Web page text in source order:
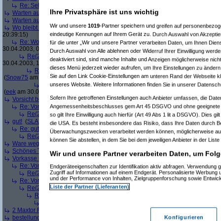
Re: Sehr gut.
Warten auf Bestellung(Cubbyam 29.04.2003, 19:02:50)
Warten auf Bestellung
Wo bleibt meine Bestellung??? Der "Service" nach der Bestellung lässt zu
20:39:15)
Re: Wo bleibt meine Bestellung??? Der "Service" nach der Bestellung
30.04.2003, 08:44:57)
Re(2): Wo bleibt meine Bestellung??? Der "Service" nach der
30.04.2003, 14:26:19)
Re(3): Wo bleibt meine Bestellung??? Der "Service" nach der
(Snow75 am 30.04.2003, 16:33:00)
Re(4): Wo bleibt meine Bestellung??? Der "Service" nach der
(eek am 30.04.2003, 17:32:41)
Vorsicht bei Vorkasse, Stornierung nicht möglich ;-((kopfwundeam
Re: Vorsicht bei Vorkasse, Stornierung nicht möglich ;-(( Snow75am
Re(2): Vorsicht bei Vorkasse, Stornierung nicht möglich ;-((eekam
gut! (SLAX
am 30.04.2003, 00:01:46)
Re: gut!
eekam 30.04.2003, 14:15:53)
Re(2): gut!
Mindfactory am 30.04.2003, 14:30:19)
Ware wegen Defekt return to Mindfactory. Einfach gebügelt.(fritzgroupyam
Schönes TFT zu einem schönen Preis(Peter_aus_Karlsruheam 01.05.2003,
Vorkasse und Versand( Goethe12am 01.05.2003, 14:36:06)
Re: Vorkasse und Versand(Crazycrack87am 02.05.2003, 05:53:26)
Re(2): Vorkasse und Versand(rudi_ibkam 02.05.2003, 06:11:45)
Re: Vorkasse und Versand(kopfwundeam 02.05.2003, 10:06:49)
Re(2): Vorkasse und Versand(Snow75
Re(3): Vorkasse und Versand
2 Maxtor Festplatten gekauft
am 01.05.2003, 16:46:55)
bestellung drucker canon 850 i (das dauert und dauert und dauert)(michael1
Ihre Privatsphäre ist uns wichtig
Wir und unsere 1019-Partner speichern und greifen auf
eindeutige Kennungen auf Ihrem Gerät zu. Durch Auswahl von
für die unter „Wir und unsere Partner verarbeiten Daten, um Ihnen
Durch Auswahl von Alle ablehnen oder Widerruf Ihrer Einwilligung
deaktiviert sind, sind manche Inhalte und Anzeigen möglicherweise
dieses Menü jederzeit wieder aufrufen, um Ihre Einstellungen zu
Sie auf den Link Cookie-Einstellungen am unteren Rand der Webseite
unseres Website. Weitere Informationen finden Sie in unserer
Sofern Ihre getroffenen Einstellungen auch Anbieter umfassen, die
Angemessenheitsbeschlusses gem Art 45 DSGVO und ohne
so gilt Ihre Einwilligung auch hierfür (Art 49 Abs 1 lit a DSGVO). Dies
die USA. Es besteht insbesondere das Risiko, dass Ihre Daten durch
Überwachungszwecken verarbeitet werden können, möglicherweise
können Sie abstellen, in dem Sie bei dem jeweiligen Anbieter in der
Wir und unsere Partner verarbeiten Daten, um
Endgeräteeigenschaften zur Identifikation aktiv abfragen. Verwendung
Zugriff auf Informationen auf einem Endgerät. Personalisierte Werbung
und der Performance von Inhalten, Zielgruppenforschung sowie
Liste der Partner (Lieferanten)
Konfigurieren